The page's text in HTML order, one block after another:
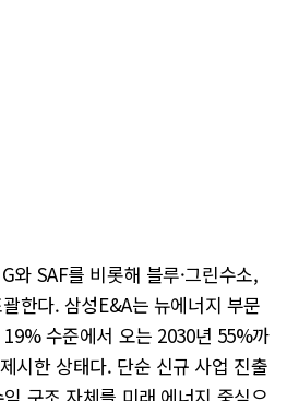
와 SAF를 비롯해 블루·그린수소,
한다. 삼성E&A는 뉴에너지 부문
수준에서 오는 2030년 55%까
시한 상태다. 단순 신규 사업 진출